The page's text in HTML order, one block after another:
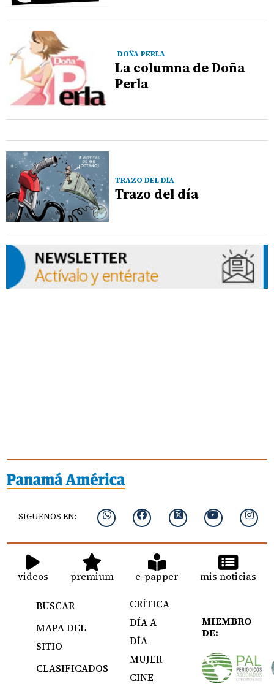
DOÑA PERLA
La columna de Doña
Perla
TRAZO DEL DÍA
Trazo del día
SIGUENOS EN:
videos premium e-papper mis noticias
BUSCAR
MAPA DEL
SITIO
CLASIFICADOS
CRÍTICA
DÍA A
DÍA
MUJER
CINE
MIEMBRO
DE: